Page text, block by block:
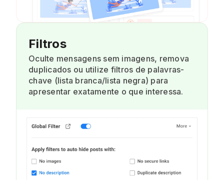
Filtros
Oculte mensagens sem imagens, remova
duplicados ou utilize filtros de palavras-
chave (lista branca/lista negra) para
apresentar exatamente o que interessa.